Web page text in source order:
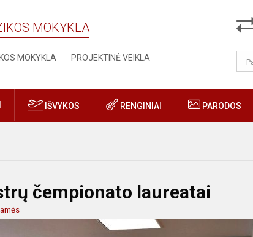
MOKYKLA
MOKYKLA PROJEKTINĖ VEIKLA
IŠVYKOS RENGINIAI PARODOS
čempionato laureatai